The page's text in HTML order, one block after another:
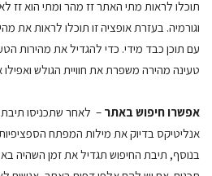
תוכלו לראות מתי האתר זז מהר ומתי הוא זז
וגורמיה. בעזרת אופציה זו תוכלו לראות את
עם תוכן כבד מידי. כדי להגדיל את מהירות
טעינה מהירה משפרת את חוויית הגולש
אפשרו חיפוש באתר – לאחר שתכניסו תיבת
אנליטיקס בדיוק את מילות המפתח
בנוסף, תיבת החיפוש תגדיל את זמן השהיה